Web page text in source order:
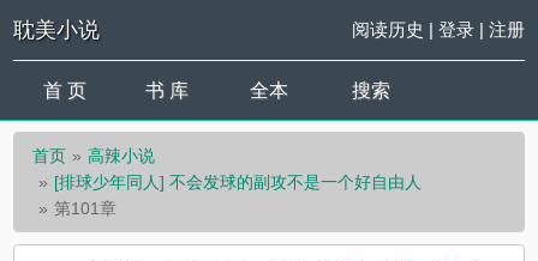
耽美小说 阅读历史 | 登录| 注册
首 页 书 库 全本 搜索
首页
高辣小说
[排球少年同人] 不会发球的副攻不是一个好自由人
第101章